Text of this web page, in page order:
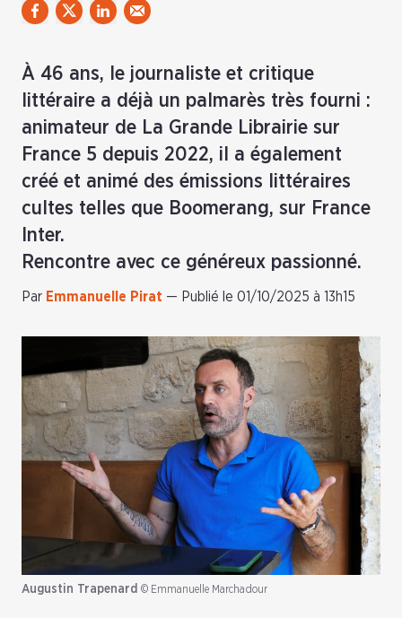
À 46 ans, le journaliste et critique
littéraire a déjà un palmarès très fourni :
animateur de La Grande Librairie sur
France 5 depuis 2022, il a également
créé et animé des émissions littéraires
cultes telles que Boomerang, sur France
Inter.
Rencontre avec ce généreux passionné.
Par Emmanuelle Pirat — Publié le 01/10/2025 à 13h15
Augustin Trapenard © Emmanuelle Marchadour